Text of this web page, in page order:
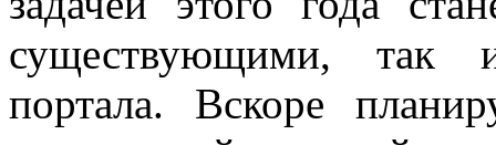
существующими, так
портала. Вскоре